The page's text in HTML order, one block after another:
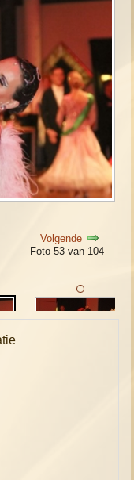
Volgende
Foto 53 van 104